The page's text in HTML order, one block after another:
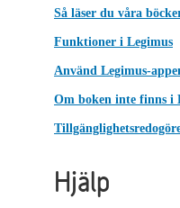
Så läser du våra
Funktioner i Legimus
Använd Legimus-
Om boken inte finns i
Hjälp